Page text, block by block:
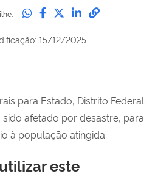
Compartilhe no
Compartilhe no
Compartilhe no
Compartilhe
15/12/2025
para Estado, Distrito Federal
afetado por desastre, para
à população atingida.
este